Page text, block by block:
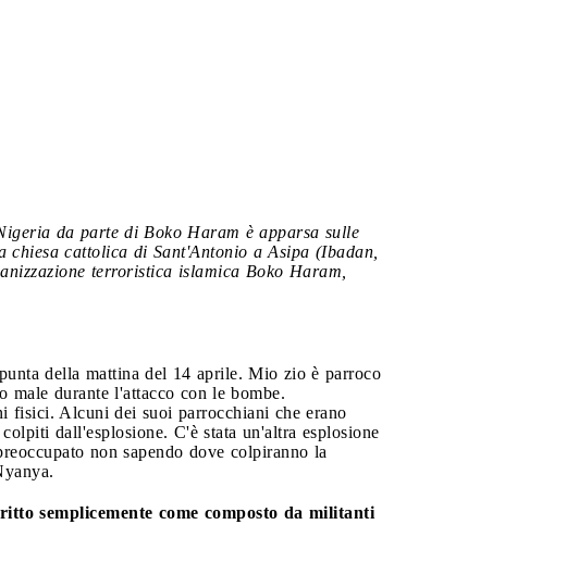
da parte di Boko Haram è apparsa sulle
cattolica di Sant'Antonio a Asipa (Ibadan,
terroristica islamica Boko Haram,
della mattina del 14 aprile. Mio zio è parroco
male durante l'attacco con le bombe.
fisici. Alcuni dei suoi parrocchiani che erano
dall'esplosione. C'è stata un'altra esplosione
non sapendo dove colpiranno la
semplicemente come composto da militanti